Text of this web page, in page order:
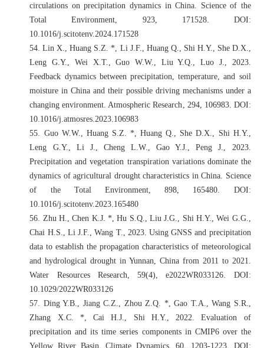
circulations on precipitation dynamics in China. Science of the
Total Environment, 923, 171528. DOI:
10.1016/j.scitotenv.2024.171528
54.Lin X., Huang S.Z. *, Li J.F., Huang Q., Shi H.Y., She D.X.,
Leng G.Y., Wei X.T., Guo W.W., Liu Y.Q., Luo J., 2023.
Feedback dynamics between precipitation, temperature, and soil
moisture in China and their possible driving mechanisms under a
changing environment. Atmospheric Research, 294, 106983. DOI:
10.1016/j.atmosres.2023.106983
55. Guo W.W., Huang S.Z. *, Huang Q., She D.X., Shi H.Y.,
Leng G.Y., Li J., Cheng L.W., Gao Y.J., Peng J., 2023.
Precipitation and vegetation transpiration variations dominate the
dynamics of agricultural drought characteristics in China. Science
of the Total Environment, 898, 165480. DOI:
10.1016/j.scitotenv.2023.165480
56. Zhu H., Chen K.J. *, Hu S.Q., Liu J.G., Shi H.Y., Wei G.G.,
Chai H.S., Li J.F., Wang T., 2023. Using GNSS and precipitation
data to establish the propagation characteristics of meteorological
and hydrological drought in Yunnan, China from 2011 to 2021.
Water Resources Research, 59(4), e2022WR033126. DOI:
10.1029/2022WR033126
57. Ding Y.B., Jiang C.Z., Zhou Z.Q. *, Gao T.A., Wang S.R.,
Zhang X.C. *, Cai H.J., Shi H.Y., 2022. Evaluation of
precipitation and its time series components in CMIP6 over the
Yellow River Basin. Climate Dynamics, 60, 1203-1223. DOI: